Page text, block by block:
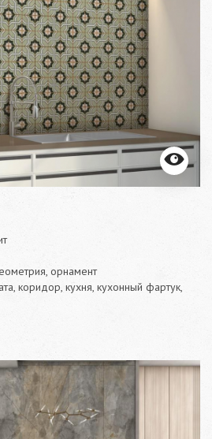
орнамент
коридор, кухня, кухонный фартук,